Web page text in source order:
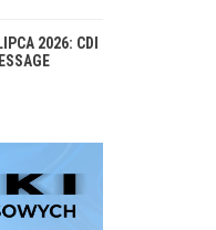
2026: CDI